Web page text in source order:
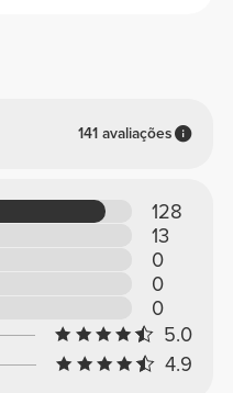
141 avaliações
128
13
0
0
0
5.0
4.9